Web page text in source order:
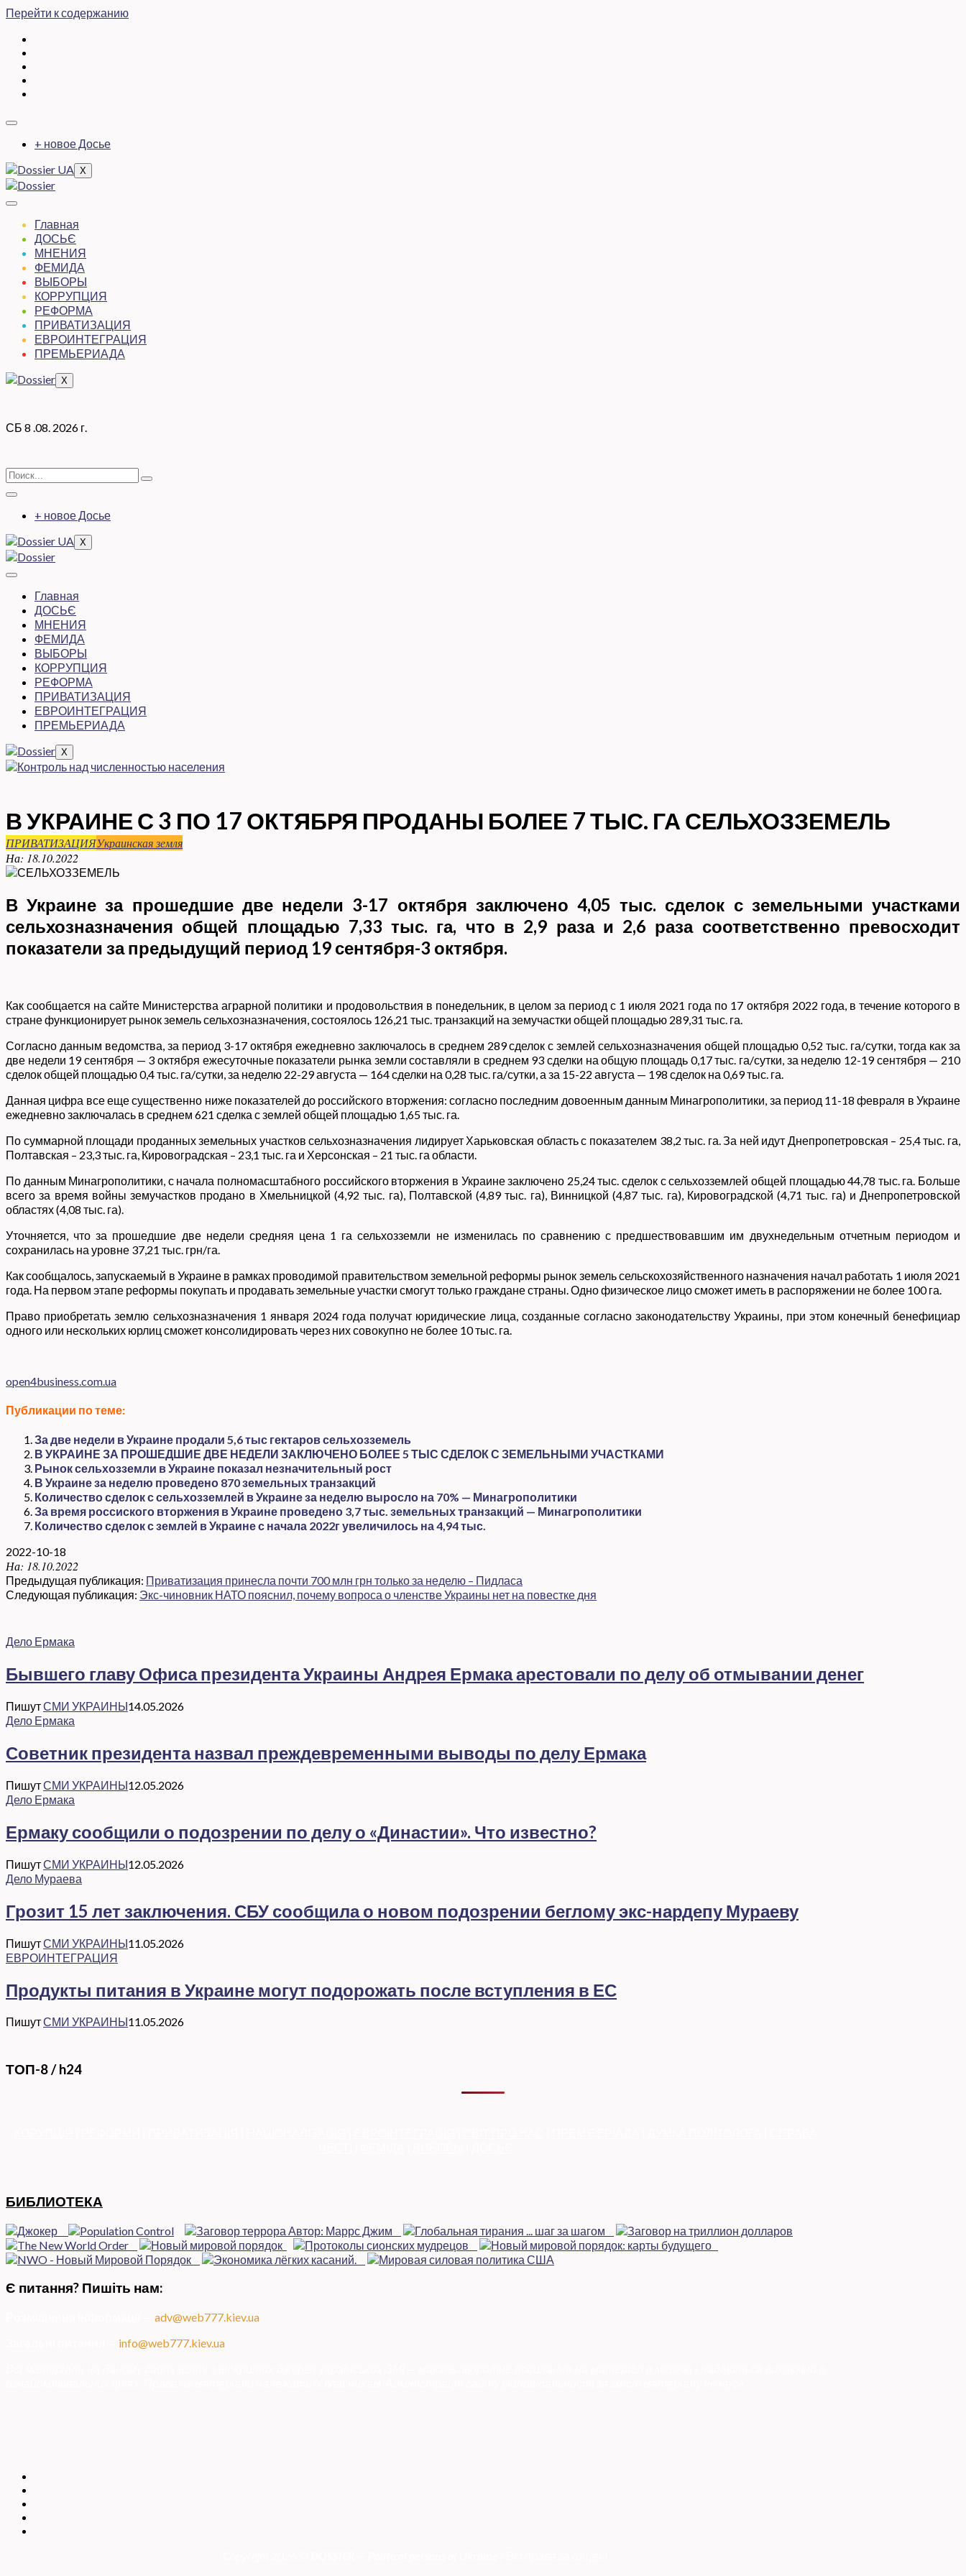
Перейти к содержанию
+ новое Досье
X
Главная
ДОСЬЄ
МНЕНИЯ
ФЕМИДА
ВЫБОРЫ
КОРРУПЦИЯ
РЕФОРМА
ПРИВАТИЗАЦИЯ
ЕВРОИНТЕГРАЦИЯ
ПРЕМЬЕРИАДА
X
СБ 8 .08. 2026 г.
+ новое Досье
X
Главная
ДОСЬЄ
МНЕНИЯ
ФЕМИДА
ВЫБОРЫ
КОРРУПЦИЯ
РЕФОРМА
ПРИВАТИЗАЦИЯ
ЕВРОИНТЕГРАЦИЯ
ПРЕМЬЕРИАДА
X
В УКРАИНЕ С 3 ПО 17 ОКТЯБРЯ ПРОДАНЫ БОЛЕЕ 7 ТЫС. ГА СЕЛЬХОЗЗЕМЕЛЬ
ПРИВАТИЗАЦИЯУкраинская земля
На: 18.10.2022
В Украине за прошедшие две недели 3-17 октября заключено 4,05 тыс. сделок с земельными участками
сельхозназначения общей площадью 7,33 тыс. га, что в 2,9 раза и 2,6 раза соответственно превосходит
показатели за предыдущий период 19 сентября-3 октября.
Как сообщается на сайте Министерства аграрной политики и продовольствия в понедельник, в целом за период с 1 июля 2021 года по 17 октября 2022 года, в течение которого в
стране функционирует рынок земель сельхозназначения, состоялось 126,21 тыс. транзакций на земучастки общей площадью 289,31 тыс. га.
Согласно данным ведомства, за период 3-17 октября ежедневно заключалось в среднем 289 сделок с землей сельхозназначения общей площадью 0,52 тыс. га/сутки, тогда как за
две недели 19 сентября — 3 октября ежесуточные показатели рынка земли составляли в среднем 93 сделки на общую площадь 0,17 тыс. га/сутки, за неделю 12-19 сентября — 210
сделок общей площадью 0,4 тыс. га/сутки, за неделю 22-29 августа — 164 сделки на 0,28 тыс. га/сутки, а за 15-22 августа — 198 сделок на 0,69 тыс. га.
Данная цифра все еще существенно ниже показателей до российского вторжения: согласно последним довоенным данным Минагрополитики, за период 11-18 февраля в Украине
ежедневно заключалась в среднем 621 сделка с землей общей площадью 1,65 тыс. га.
По суммарной площади проданных земельных участков сельхозназначения лидирует Харьковская область с показателем 38,2 тыс. га. За ней идут Днепропетровская – 25,4 тыс. га,
Полтавская – 23,3 тыс. га, Кировоградская – 23,1 тыс. га и Херсонская – 21 тыс. га области.
По данным Минагрополитики, с начала полномасштабного российского вторжения в Украине заключено 25,24 тыс. сделок с сельхозземлей общей площадью 44,78 тыс. га. Больше
всего за время войны земучастков продано в Хмельницкой (4,92 тыс. га), Полтавской (4,89 тыс. га), Винницкой (4,87 тыс. га), Кировоградской (4,71 тыс. га) и Днепропетровской
областях (4,08 тыс. га).
Уточняется, что за прошедшие две недели средняя цена 1 га сельхозземли не изменилась по сравнению с предшествовавшим им двухнедельным отчетным периодом и
сохранилась на уровне 37,21 тыс. грн/га.
Как сообщалось, запускаемый в Украине в рамках проводимой правительством земельной реформы рынок земель сельскохозяйственного назначения начал работать 1 июля 2021
года. На первом этапе реформы покупать и продавать земельные участки смогут только граждане страны. Одно физическое лицо сможет иметь в распоряжении не более 100 га.
Право приобретать землю сельхозназначения 1 января 2024 года получат юридические лица, созданные согласно законодательству Украины, при этом конечный бенефициар
одного или нескольких юрлиц сможет консолидировать через них совокупно не более 10 тыс. га.
open4business.com.ua
Публикации по теме:
За две недели в Украине продали 5,6 тыс гектаров сельхозземель
В УКРАИНЕ ЗА ПРОШЕДШИЕ ДВЕ НЕДЕЛИ ЗАКЛЮЧЕНО БОЛЕЕ 5 ТЫС СДЕЛОК С ЗЕМЕЛЬНЫМИ УЧАСТКАМИ
Рынок сельхозземли в Украине показал незначительный рост
В Украине за неделю проведено 870 земельных транзакций
Количество сделок с сельхозземлей в Украине за неделю выросло на 70% — Минагрополитики
За время россиского вторжения в Украине проведено 3,7 тыс. земельных транзакций — Минагрополитики
Количество сделок с землей в Украине с начала 2022г увеличилось на 4,94 тыс.
2022-10-18
На: 18.10.2022
Предыдущая публикация: Приватизация принесла почти 700 млн грн только за неделю – Пидласа
Следующая публикация: Экс-чиновник НАТО пояснил, почему вопроса о членстве Украины нет на повестке дня
Дело Ермака
Бывшего главу Офиса президента Украины Андрея Ермака арестовали по делу об отмывании денег
ПишутСМИ УКРАИНЫ14.05.2026
Дело Ермака
Советник президента назвал преждевременными выводы по делу Ермака
ПишутСМИ УКРАИНЫ12.05.2026
Дело Ермака
Ермаку сообщили о подозрении по делу о «Династии». Что известно?
ПишутСМИ УКРАИНЫ12.05.2026
Дело Мураева
Грозит 15 лет заключения. СБУ сообщила о новом подозрении беглому экс-нардепу Мураеву
ПишутСМИ УКРАИНЫ11.05.2026
ЕВРОИНТЕГРАЦИЯ
Продукты питания в Украине могут подорожать после вступления в ЕС
ПишутСМИ УКРАИНЫ11.05.2026
ТОП-8 / h24
БИБЛИОТЕКА
Є питання? Пишіть нам:
adv@web777.kiev.ua
info@web777.kiev.ua